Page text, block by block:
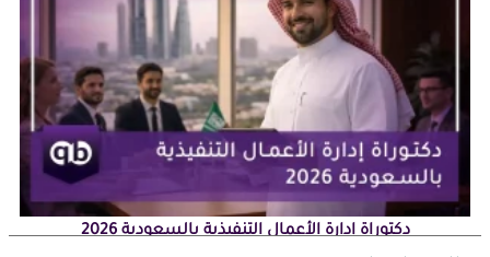
دكتوراة إدارة الأعمال التنفيذية بالسعودية 2026